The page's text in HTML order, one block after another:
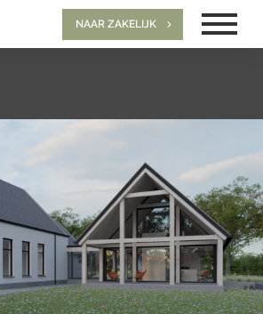
NAAR ZAKELIJK